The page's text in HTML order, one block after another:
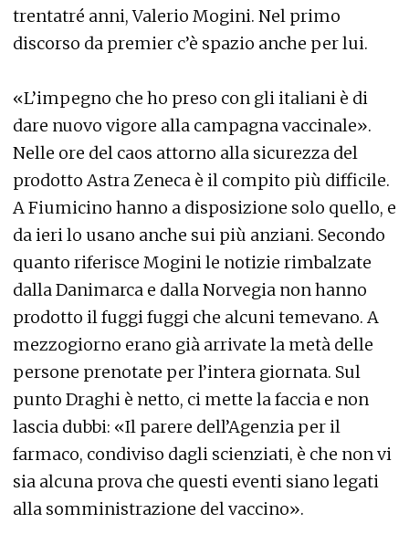
trentatré anni, Valerio Mogini. Nel primo
discorso da premier c’è spazio anche per lui.
«L’impegno che ho preso con gli italiani è di
dare nuovo vigore alla campagna vaccinale».
Nelle ore del caos attorno alla sicurezza del
prodotto Astra Zeneca è il compito più difficile.
A Fiumicino hanno a disposizione solo quello, e
da ieri lo usano anche sui più anziani. Secondo
quanto riferisce Mogini le notizie rimbalzate
dalla Danimarca e dalla Norvegia non hanno
prodotto il fuggi fuggi che alcuni temevano. A
mezzogiorno erano già arrivate la metà delle
persone prenotate per l’intera giornata. Sul
punto Draghi è netto, ci mette la faccia e non
lascia dubbi: «Il parere dell’Agenzia per il
farmaco, condiviso dagli scienziati, è che non vi
sia alcuna prova che questi eventi siano legati
alla somministrazione del vaccino».